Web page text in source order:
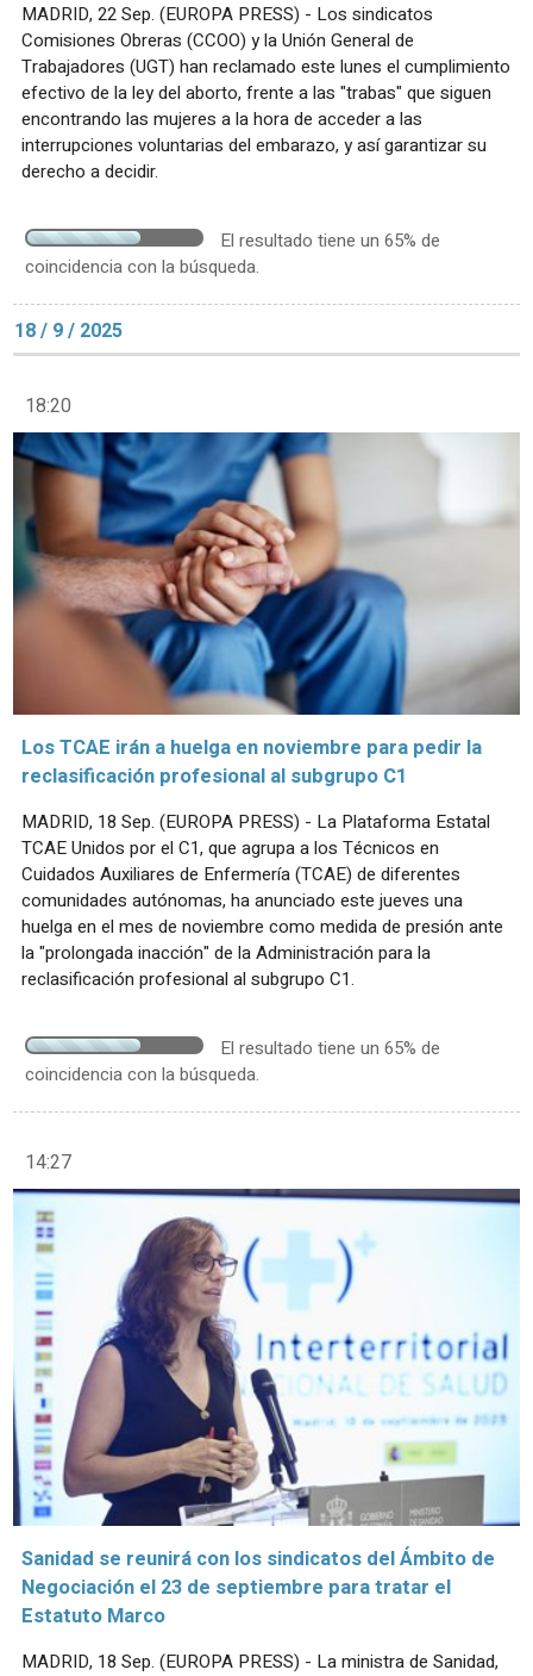
MADRID, 22 Sep. (EUROPA PRESS) - Los sindicatos
Comisiones Obreras (CCOO) y la Unión General de
Trabajadores (UGT) han reclamado este lunes el cumplimiento
efectivo de la ley del aborto, frente a las "trabas" que siguen
encontrando las mujeres a la hora de acceder a las
interrupciones voluntarias del embarazo, y así garantizar su
derecho a decidir.
El resultado tiene un 65% de
coincidencia con la búsqueda.
18 / 9 / 2025
18:20
Los TCAE irán a huelga en noviembre para pedir la
reclasificación profesional al subgrupo C1
MADRID, 18 Sep. (EUROPA PRESS) - La Plataforma Estatal
TCAE Unidos por el C1, que agrupa a los Técnicos en
Cuidados Auxiliares de Enfermería (TCAE) de diferentes
comunidades autónomas, ha anunciado este jueves una
huelga en el mes de noviembre como medida de presión ante
la "prolongada inacción" de la Administración para la
reclasificación profesional al subgrupo C1.
El resultado tiene un 65% de
coincidencia con la búsqueda.
14:27
Sanidad se reunirá con los sindicatos del Ámbito de
Negociación el 23 de septiembre para tratar el
Estatuto Marco
MADRID, 18 Sep. (EUROPA PRESS) - La ministra de Sanidad,